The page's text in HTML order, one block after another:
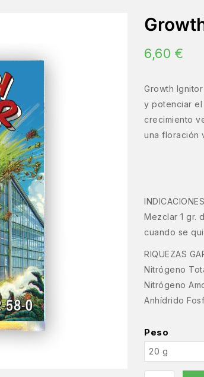
6,60 €
Growth
y potenciar
crecimiento
una floración
Mezclar 1 gr.
cuando se
RIQUEZAS
Nitrógeno
Nitrógeno
Anhídrido
Peso